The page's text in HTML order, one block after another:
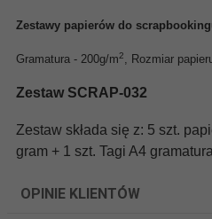
Zestawy papierów do
Gramatura - 200g/m2 , Rozmiar
Zestaw SCRAP-032
Zestaw składa się z: 5 szt.
gram + 1 szt. Tagi A4
OPINIE KLIENTÓW